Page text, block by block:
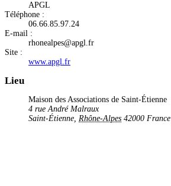
APGL
Téléphone :
06.66.85.97.24
E-mail :
rhonealpes@apgl.fr
Site :
www.apgl.fr
Lieu
Maison des Associations de Saint-Étienne
4 rue André Malraux
Saint-Étienne, Rhône-Alpes 42000 France